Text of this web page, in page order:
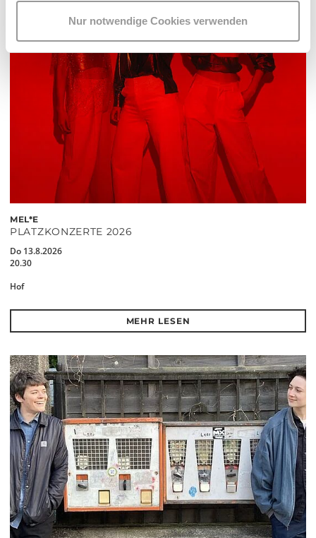
Nur notwendige Cookies verwenden
MEL*E
PLATZKONZERTE 2026
Do 13.8.2026
20.30
Hof
MEHR LESEN